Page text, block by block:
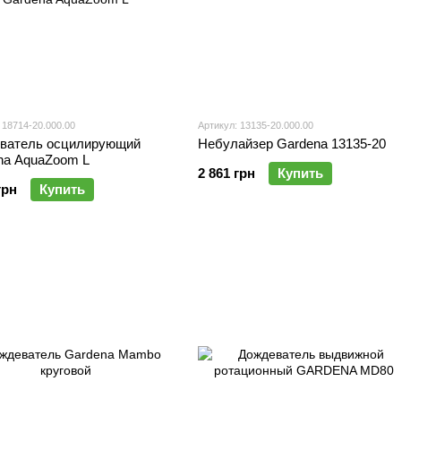
18714-20.000.00
осцилирующий
AquaZoom L
Купить
Артикул: 13135-20.000.00
Небулайзер Gardena 13135-20
2 861 грн
Купить